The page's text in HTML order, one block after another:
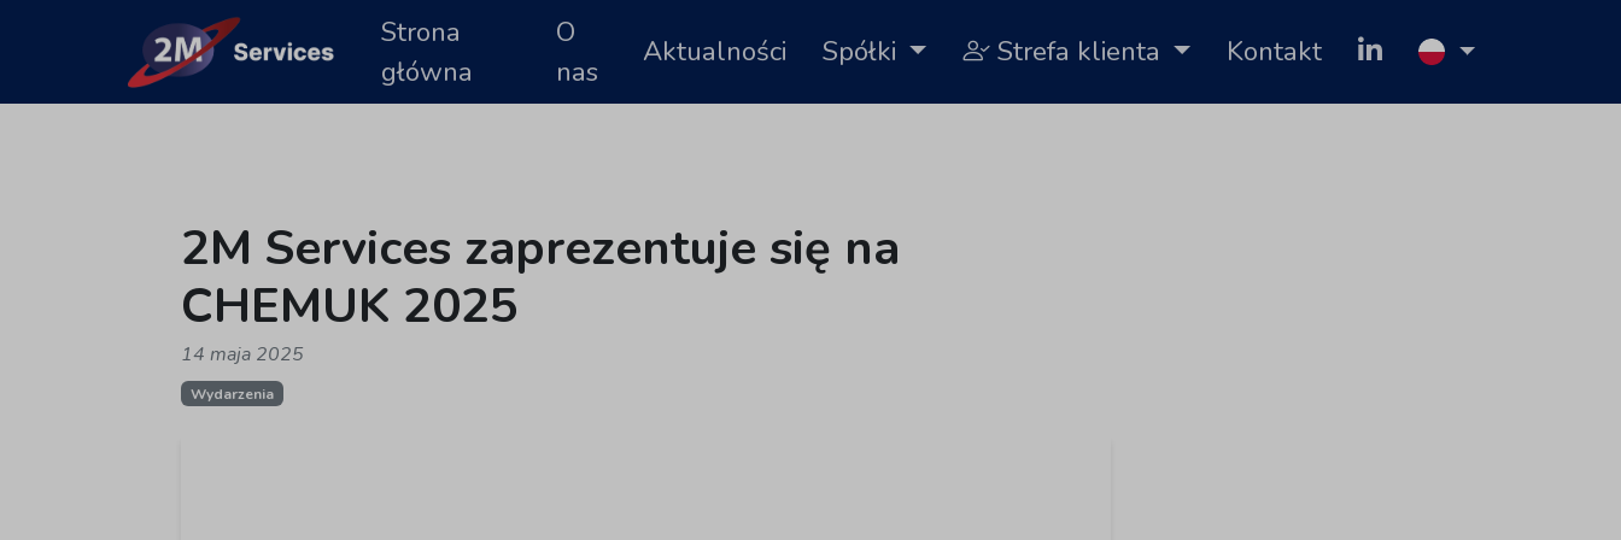
Strona
główna
O
nas
Aktualności Spółki Strefa klienta Kontakt
2M Services zaprezentuje się na
CHEMUK 2025
14 maja 2025
Wydarzenia